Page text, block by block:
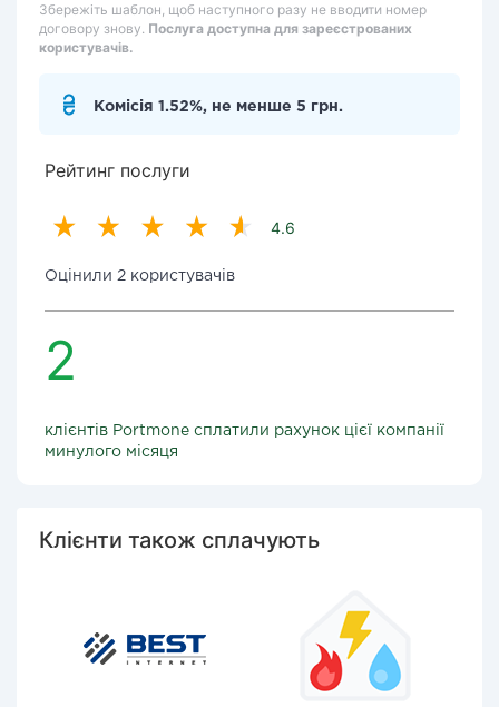
Збережіть шаблон, щоб наступного разу не вводити номер
договору знову. Послуга доступна для зареєстрованих
користувачів.
Комісія 1.52%, не менше 5 грн.
Рейтинг послуги
4.6
Оцінили 2 користувачів
2
клієнтів Portmone сплатили рахунок цієї компанії
минулого місяця
Клієнти також сплачують